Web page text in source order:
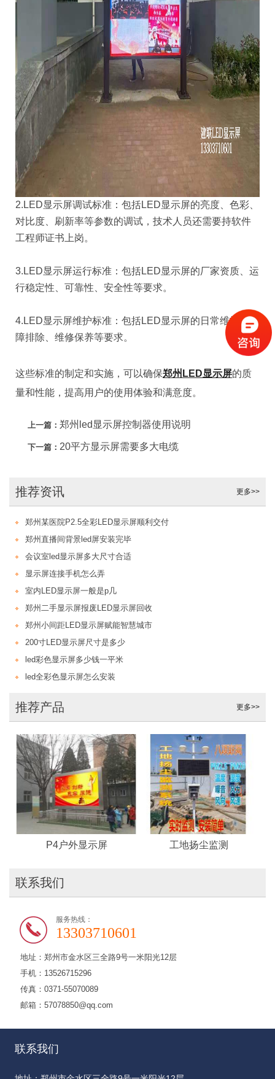
2.LED显示屏调试标准：包括LED显示屏的亮度、色彩、
对比度、刷新率等参数的调试，技术人员还需要持软件
工程师证书上岗。
3.LED显示屏运行标准：包括LED显示屏的厂家资质、运
行稳定性、可靠性、安全性等要求。
4.LED显示屏维护标准：包括LED显示屏的日常维护、故
障排除、维修保养等要求。
这些标准的制定和实施，可以确保郑州LED显示屏的质
量和性能，提高用户的使用体验和满意度。
上一篇： 郑州led显示屏控制器使用说明
下一篇： 20平方显示屏需要多大电缆
推荐资讯 更多>>
郑州某医院P2.5全彩LED显示屏顺利交付
郑州直播间背景led屏安装完毕
会议室led显示屏多大尺寸合适
显示屏连接手机怎么弄
室内LED显示屏一般是p几
郑州二手显示屏报废LED显示屏回收
郑州小间距LED显示屏赋能智慧城市
200寸LED显示屏尺寸是多少
led彩色显示屏多少钱一平米
led全彩色显示屏怎么安装
推荐产品 更多>>
P4户外显示屏 工地扬尘监测
联系我们
服务热线：
13303710601
地址：郑州市金水区三全路9号一米阳光12层
手机：13526715296
传真：0371-55070089
邮箱：57078850@qq.com
联系我们